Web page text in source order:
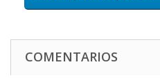
COMENTARIOS